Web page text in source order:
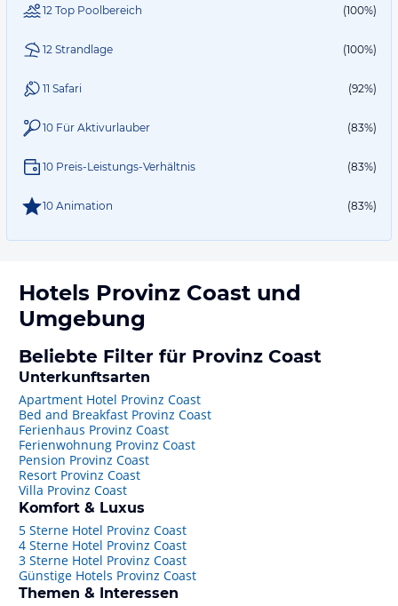
12 Top Poolbereich (100%)
12 Strandlage (100%)
11 Safari (92%)
10 Für Aktivurlauber (83%)
10 Preis-Leistungs-Verhältnis (83%)
10 Animation (83%)
Hotels Provinz Coast und
Umgebung
Beliebte Filter für Provinz Coast
Unterkunftsarten
Apartment Hotel Provinz Coast
Bed and Breakfast Provinz Coast
Ferienhaus Provinz Coast
Ferienwohnung Provinz Coast
Pension Provinz Coast
Resort Provinz Coast
Villa Provinz Coast
Komfort & Luxus
5 Sterne Hotel Provinz Coast
4 Sterne Hotel Provinz Coast
3 Sterne Hotel Provinz Coast
Günstige Hotels Provinz Coast
Themen & Interessen